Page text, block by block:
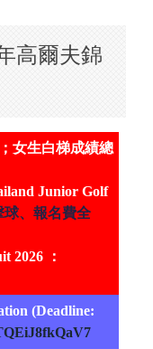
高爾夫錦
女生白梯成績總
Junior Golf
球、報名費全
2026 ：
(Deadline: